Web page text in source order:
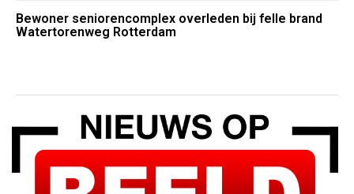
Bewoner seniorencomplex overleden bij felle brand
Watertorenweg Rotterdam